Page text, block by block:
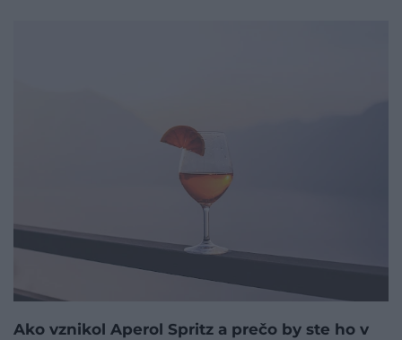
Ako vznikol Aperol Spritz a prečo by ste ho v